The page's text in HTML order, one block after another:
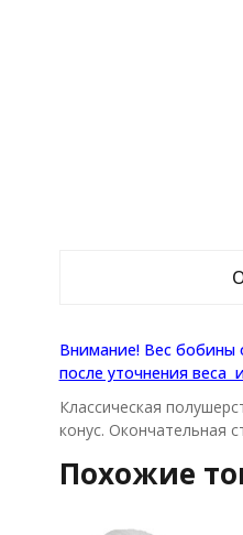
Внимание! Вес бобины
после уточнения веса
Классическая
конус. Окончательная
Похожие